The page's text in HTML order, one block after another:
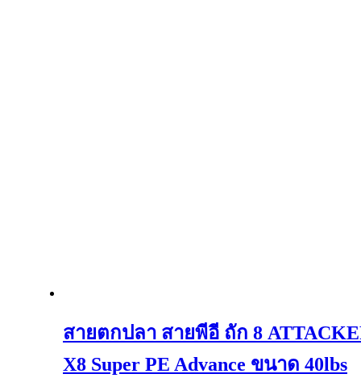
สายตกปลา สายพีอี ถัก 8
X8 Super PE Advance ขนาด 40lbs